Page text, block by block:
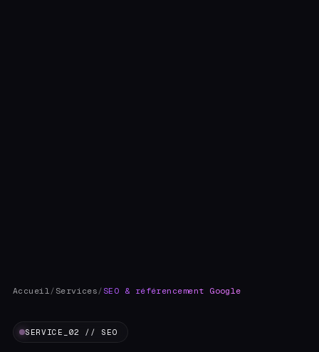
Accueil / Services /SEO & référencement Google
SERVICE_02 // SEO